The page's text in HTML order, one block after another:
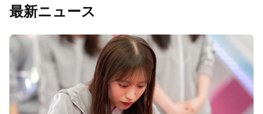
最新ニュース